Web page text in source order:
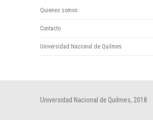
Quienes somos
Contacto
Universidad Nacional de Quilmes
Universidad Nacional de Quilmes, 2018